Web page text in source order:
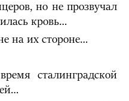
но не прозвучал
кровь…
на их стороне…
сталинградской